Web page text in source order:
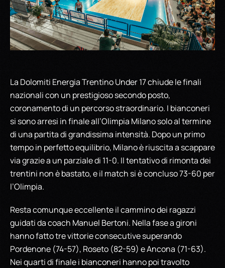
La Dolomiti Energia Trentino Under 17 chiude le finali
nazionali con un prestigioso secondo posto,
coronamento di un percorso straordinario. I bianconeri
si sono arresi in finale all’Olimpia Milano solo al termine
di una partita di grandissima intensità. Dopo un primo
tempo in perfetto equilibrio, Milano è riuscita a scappare
via grazie a un parziale di 11-0. Il tentativo di rimonta dei
trentini non è bastato, e il match si è concluso 73-60 per
l’Olimpia.
Resta comunque eccellente il cammino dei ragazzi
guidati da coach Manuel Bertoni. Nella fase a gironi
hanno fatto tre vittorie consecutive superando
Pordenone (74-57), Roseto (82-59) e Ancona (71-63).
Nei quarti di finale i bianconeri hanno poi travolto